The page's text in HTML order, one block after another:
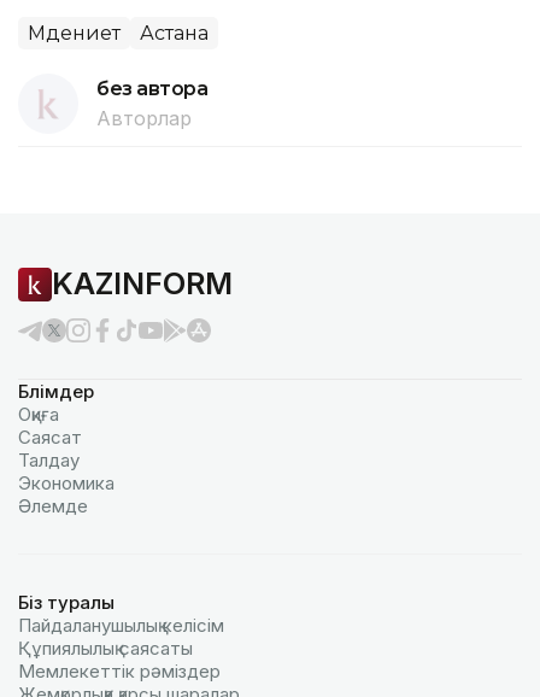
Мәдениет Астана
без автора
Авторлар
KAZINFORM
Бөлімдер
Оқиға
Саясат
Талдау
Экономика
Әлемде
Біз туралы
Пайдаланушылық келiciм
Құпиялылық саясаты
Мемлекеттік рәміздер